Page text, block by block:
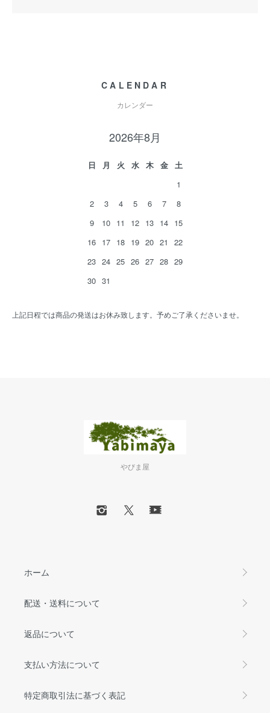
CALENDAR
カレンダー
2026年8月
日 月 火 水 木 金
土
1
2
3 4 5 6 7
8
9
10 11 12 13 14 15
16 17 18 19 20 21
22
23 24 25 26 27 28 29
30 31
上記日程では商品の発送はお休み致します。予めご了承くださいませ。
やびま屋
ホーム
配送・送料について
返品について
支払い方法について
特定商取引法に基づく表記